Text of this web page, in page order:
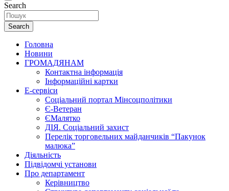
Search
Search
Головна
Новини
ГРОМАДЯНАМ
Контактна інформація
Інформаційні картки
Е-сервіси
Соціальний портал Мінсоцполітики
Є-Ветеран
ЄМалятко
ДІЯ. Соціальний захист
Перелік торговельних майданчиків “Пакунок
малюка”
Діяльність
Підвідомчі установи
Про департамент
Керівництво